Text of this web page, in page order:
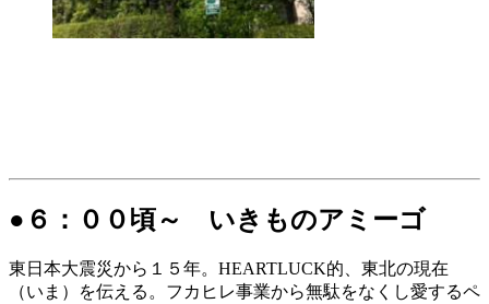
●６：００頃～ いきものアミーゴ
東日本大震災から１５年。HEARTLUCK的、東北の現在
（いま）を伝える。フカヒレ事業から無駄をなくし愛するペ